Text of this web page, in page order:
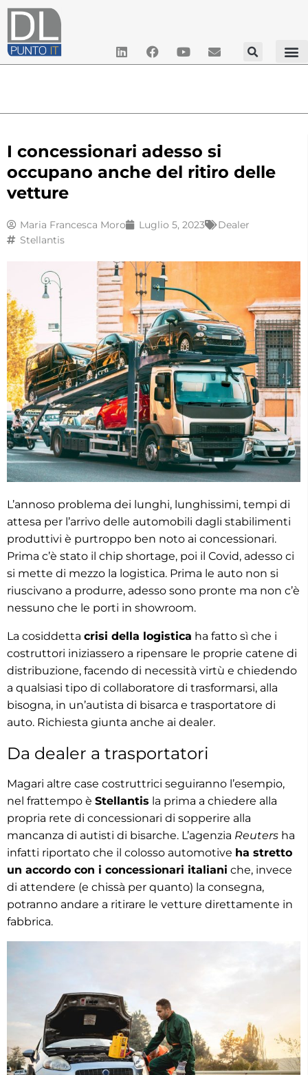
I concessionari adesso si
occupano anche del ritiro delle
vetture
Maria Francesca Moro Luglio 5, 2023
Dealer
Stellantis
L’annoso problema dei lunghi, lunghissimi, tempi di
attesa per l’arrivo delle automobili dagli stabilimenti
produttivi è purtroppo ben noto ai concessionari.
Prima c’è stato il chip shortage, poi il Covid, adesso ci
si mette di mezzo la logistica. Prima le auto non si
riuscivano a produrre, adesso sono pronte ma non c’è
nessuno che le porti in showroom.
La cosiddetta crisi della logistica ha fatto sì che i
costruttori iniziassero a ripensare le proprie catene di
distribuzione, facendo di necessità virtù e chiedendo
a qualsiasi tipo di collaboratore di trasformarsi, alla
bisogna, in un’autista di bisarca e trasportatore di
auto. Richiesta giunta anche ai dealer.
Da dealer a trasportatori
Magari altre case costruttrici seguiranno l’esempio,
nel frattempo è Stellantis la prima a chiedere alla
propria rete di concessionari di sopperire alla
mancanza di autisti di bisarche. L’agenzia Reuters ha
infatti riportato che il colosso automotive ha stretto
un accordo con i concessionari italiani che, invece
di attendere (e chissà per quanto) la consegna,
potranno andare a ritirare le vetture direttamente in
fabbrica.